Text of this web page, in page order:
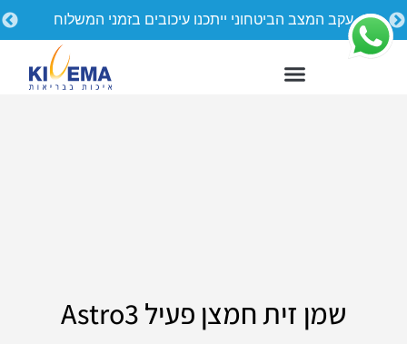
עקב המצב הביטחוני ייתכנו עיכובים בזמני המשלוח
שמן זית חמצן פעיל Astro3